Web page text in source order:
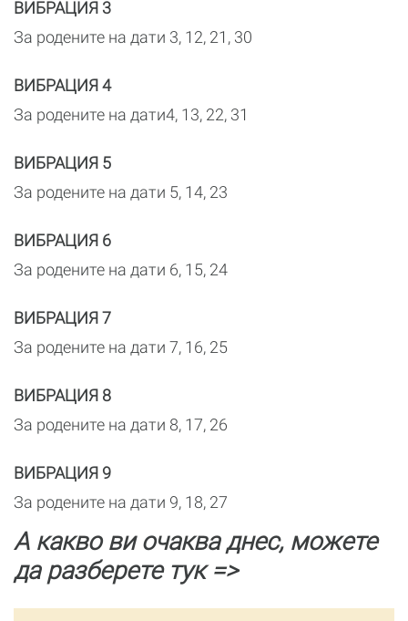
ВИБРАЦИЯ 3
За родените на дати 3, 12, 21, 30
ВИБРАЦИЯ 4
За родените на дати4, 13, 22, 31
ВИБРАЦИЯ 5
За родените на дати 5, 14, 23
ВИБРАЦИЯ 6
За родените на дати 6, 15, 24
ВИБРАЦИЯ 7
За родените на дати 7, 16, 25
ВИБРАЦИЯ 8
За родените на дати 8, 17, 26
ВИБРАЦИЯ 9
За родените на дати 9, 18, 27
А какво ви очаква днес, можете
да разберете тук =>